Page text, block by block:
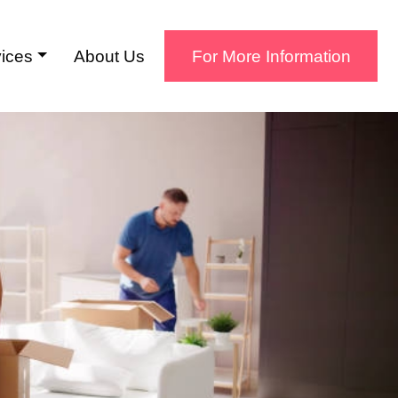
About Us For More Information